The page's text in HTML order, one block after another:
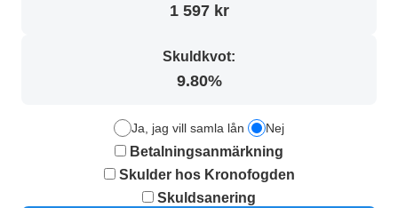
1 597 kr
Skuldkvot:
9.80%
Ja, jag vill samla lån Nej
Betalningsanmärkning
Skulder hos Kronofogden
Skuldsanering